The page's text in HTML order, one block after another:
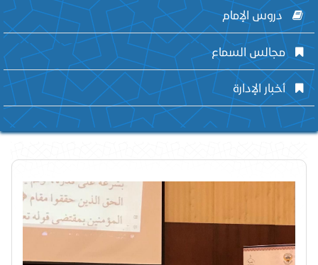
دروس الإمام
مجالس السماع
أخبار الإدارة